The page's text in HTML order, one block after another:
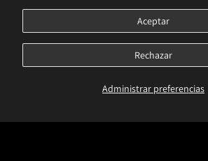
Administrar preferencias
Aceptar
Rechazar
Copyright© 2026cactuscreativemxTecnología de Shopify